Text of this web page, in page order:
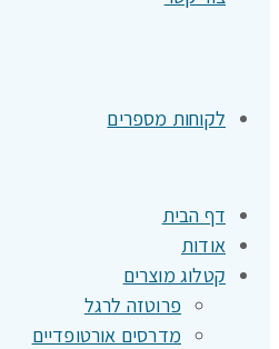
לקוחות מספרים
דף הבית
אודות
קטלוג מוצרים
פרוטזה לרגל
מדרסים אורטופדיים